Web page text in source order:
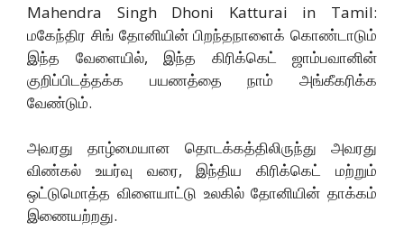
Mahendra Singh Dhoni Katturai in Tamil:
மகேந்திர சிங் தோனியின் பிறந்தநாளைக் கொண்டாடும்
இந்த வேளையில், இந்த கிரிக்கெட் ஜாம்பவானின்
குறிப்பிடத்தக்க பயணத்தை நாம் அங்கீகரிக்க
வேண்டும்.
அவரது தாழ்மையான தொடக்கத்திலிருந்து அவரது
விண்கல் உயர்வு வரை, இந்திய கிரிக்கெட் மற்றும்
ஒட்டுமொத்த விளையாட்டு உலகில் தோனியின் தாக்கம்
இணையற்றது.